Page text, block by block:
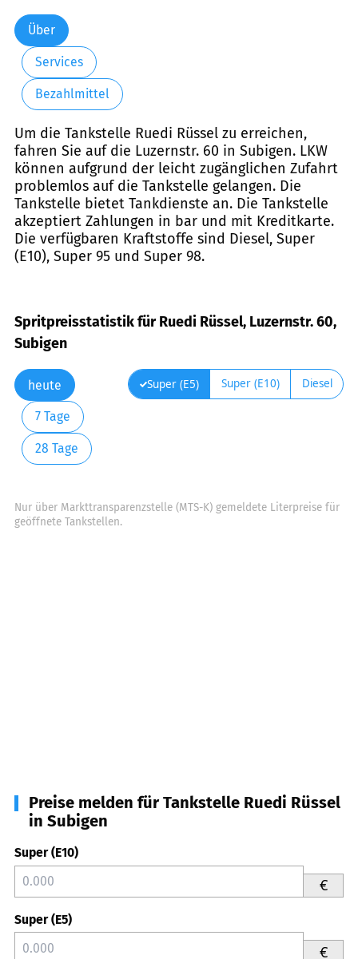
Über
Services
Bezahlmittel
Um die Tankstelle Ruedi Rüssel zu erreichen,
fahren Sie auf die Luzernstr. 60 in Subigen. LKW
können aufgrund der leicht zugänglichen Zufahrt
problemlos auf die Tankstelle gelangen. Die
Tankstelle bietet Tankdienste an. Die Tankstelle
akzeptiert Zahlungen in bar und mit Kreditkarte.
Die verfügbaren Kraftstoffe sind Diesel, Super
(E10), Super 95 und Super 98.
Spritpreisstatistik für Ruedi Rüssel, Luzernstr. 60,
Subigen
heute
7 Tage
28 Tage
Super (E5) Super (E10) Diesel
Nur über Markttransparenzstelle (MTS-K) gemeldete Literpreise für
geöffnete Tankstellen.
Preise melden für Tankstelle Ruedi Rüssel
in Subigen
Super (E10)
€
Super (E5)
€